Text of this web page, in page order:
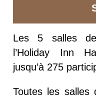
Les 5 salles
l’Holiday Inn
jusqu’à 275
Toutes les salles